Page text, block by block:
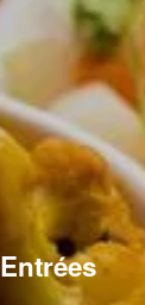
Entrées